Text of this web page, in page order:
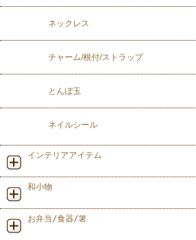
ネックレス
チャーム/根付/ストラップ
とんぼ玉
ネイルシール
インテリアアイテム
和小物
お弁当/食器/箸